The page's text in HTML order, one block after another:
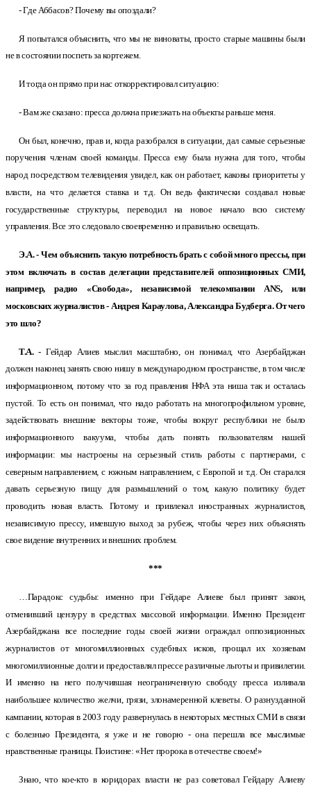
- Где Аббасов? Почему вы опоздали?
Я попытался объяснить, что мы не виноваты, просто старые машины были
не в состоянии поспеть за кортежем.
И тогда он прямо при нас откорректировал ситуацию:
- Вам же сказано: пресса должна приезжать на объекты раньше меня.
Он был, конечно, прав и, когда разобрался в ситуации, дал самые серьезные
поручения членам своей команды. Пресса ему была нужна для того, чтобы
народ посредством телевидения увидел, как он работает, каковы приоритеты у
власти, на что делается ставка и т.д. Он ведь фактически создавал новые
государственные структуры, переводил на новое начало всю систему
управления. Все это следовало своевременно и правильно освещать.
Э.А. - Чем объяснить такую потребность брать с собой много прессы, при
этом включать в состав делегации представителей оппозиционных СМИ,
например, радио «Свобода», независимой телекомпании АNS, или
московских журналистов - Андрея Караулова, Александра Будберга. От чего
это шло?
Т.А.- Гейдар Алиев мыслил масштабно, он понимал, что Азербайджан
должен наконец занять свою нишу в международном пространстве, в том числе
информационном, потому что за год правления НФА эта ниша так и осталась
пустой. То есть он понимал, что надо работать на многопрофильном уровне,
задействовать внешние векторы тоже, чтобы вокруг республики не было
информационного вакуума, чтобы дать понять пользователям нашей
информации: мы настроены на серьезный стиль работы с партнерами, с
северным направлением, с южным направлением, с Европой и т.д. Он старался
давать серьезную пищу для размышлений о том, какую политику будет
проводить новая власть. Потому и привлекал иностранных журналистов,
независимую прессу, имевшую выход за рубеж, чтобы через них объяснять
свое видение внутренних и внешних проблем.
***
…Парадокс судьбы: именно при Гейдаре Алиеве был принят закон,
отменивший цензуру в средствах массовой информации. Именно Президент
Азербайджана все последние годы своей жизни ограждал оппозиционных
журналистов от многомиллионных судебных исков, прощал их хозяевам
многомиллионные долги и предоставлял прессе различные льготы и привилегии.
И именно на него получившая неограниченную свободу пресса изливала
наибольшее количество желчи, грязи, злонамеренной клеветы. О разнузданной
кампании, которая в 2003 году развернулась в некоторых местных СМИ в связи
с болезнью Президента, я уже и не говорю - она перешла все мыслимые
нравственные границы. Поистине: «Нет пророка в отечестве своем!»
Знаю, что кое-кто в коридорах власти не раз советовал Гейдару Алиеву